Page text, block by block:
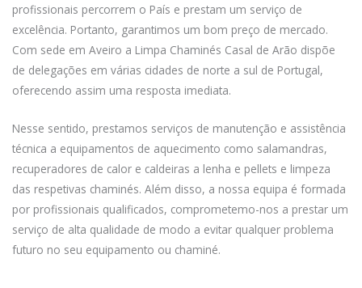
profissionais percorrem o País e prestam um serviço de
excelência. Portanto, garantimos um bom preço de mercado.
Com sede em Aveiro a Limpa Chaminés Casal de Arão dispõe
de delegações em várias cidades de norte a sul de Portugal,
oferecendo assim uma resposta imediata.
Nesse sentido, prestamos serviços de manutenção e assistência
técnica a equipamentos de aquecimento como salamandras,
recuperadores de calor e caldeiras a lenha e pellets e limpeza
das respetivas chaminés. Além disso, a nossa equipa é formada
por profissionais qualificados, comprometemo-nos a prestar um
serviço de alta qualidade de modo a evitar qualquer problema
futuro no seu equipamento ou chaminé.